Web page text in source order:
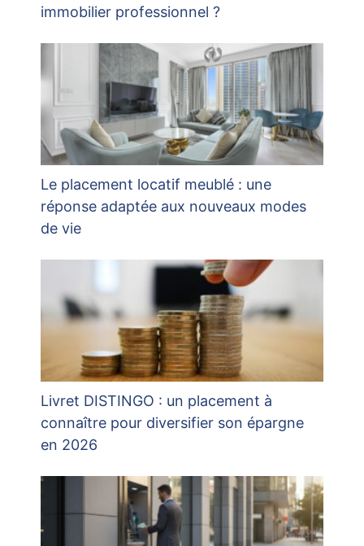
immobilier professionnel ?
Le placement locatif meublé : une
réponse adaptée aux nouveaux modes
de vie
Livret DISTINGO : un placement à
connaître pour diversifier son épargne
en 2026